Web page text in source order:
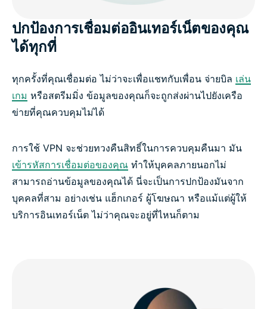
เริ่มต้นใช้งาน ExpressVPN วันนี้เลย
ปกป้องการเชื่อมต่ออินเทอร์เน็ตของคุณ
ได้ทุกที่
ทุกครั้งที่คุณเชื่อมต่อ ไม่ว่าจะเพื่อแชทกับเพื่อน จ่ายบิล เล่น
เกม หรือสตรีมมิ่ง ข้อมูลของคุณก็จะถูกส่งผ่านไปยังเครือ
ข่ายที่คุณควบคุมไม่ได้
การใช้ VPN จะช่วยทวงคืนสิทธิ์ในการควบคุมคืนมา มัน
เข้ารหัสการเชื่อมต่อของคุณ ทำให้บุคคลภายนอกไม่
สามารถอ่านข้อมูลของคุณได้ นี่จะเป็นการปกป้องมันจาก
บุคคลที่สาม อย่างเช่น แฮ็กเกอร์ ผู้โฆษณา หรือแม้แต่ผู้ให้
บริการอินเทอร์เน็ต ไม่ว่าคุณจะอยู่ที่ไหนก็ตาม